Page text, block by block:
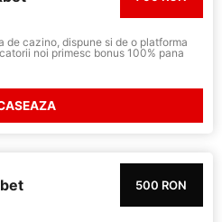
de cazino, dispune si de o platforma
noi primesc bonus 100% pana
500 RON